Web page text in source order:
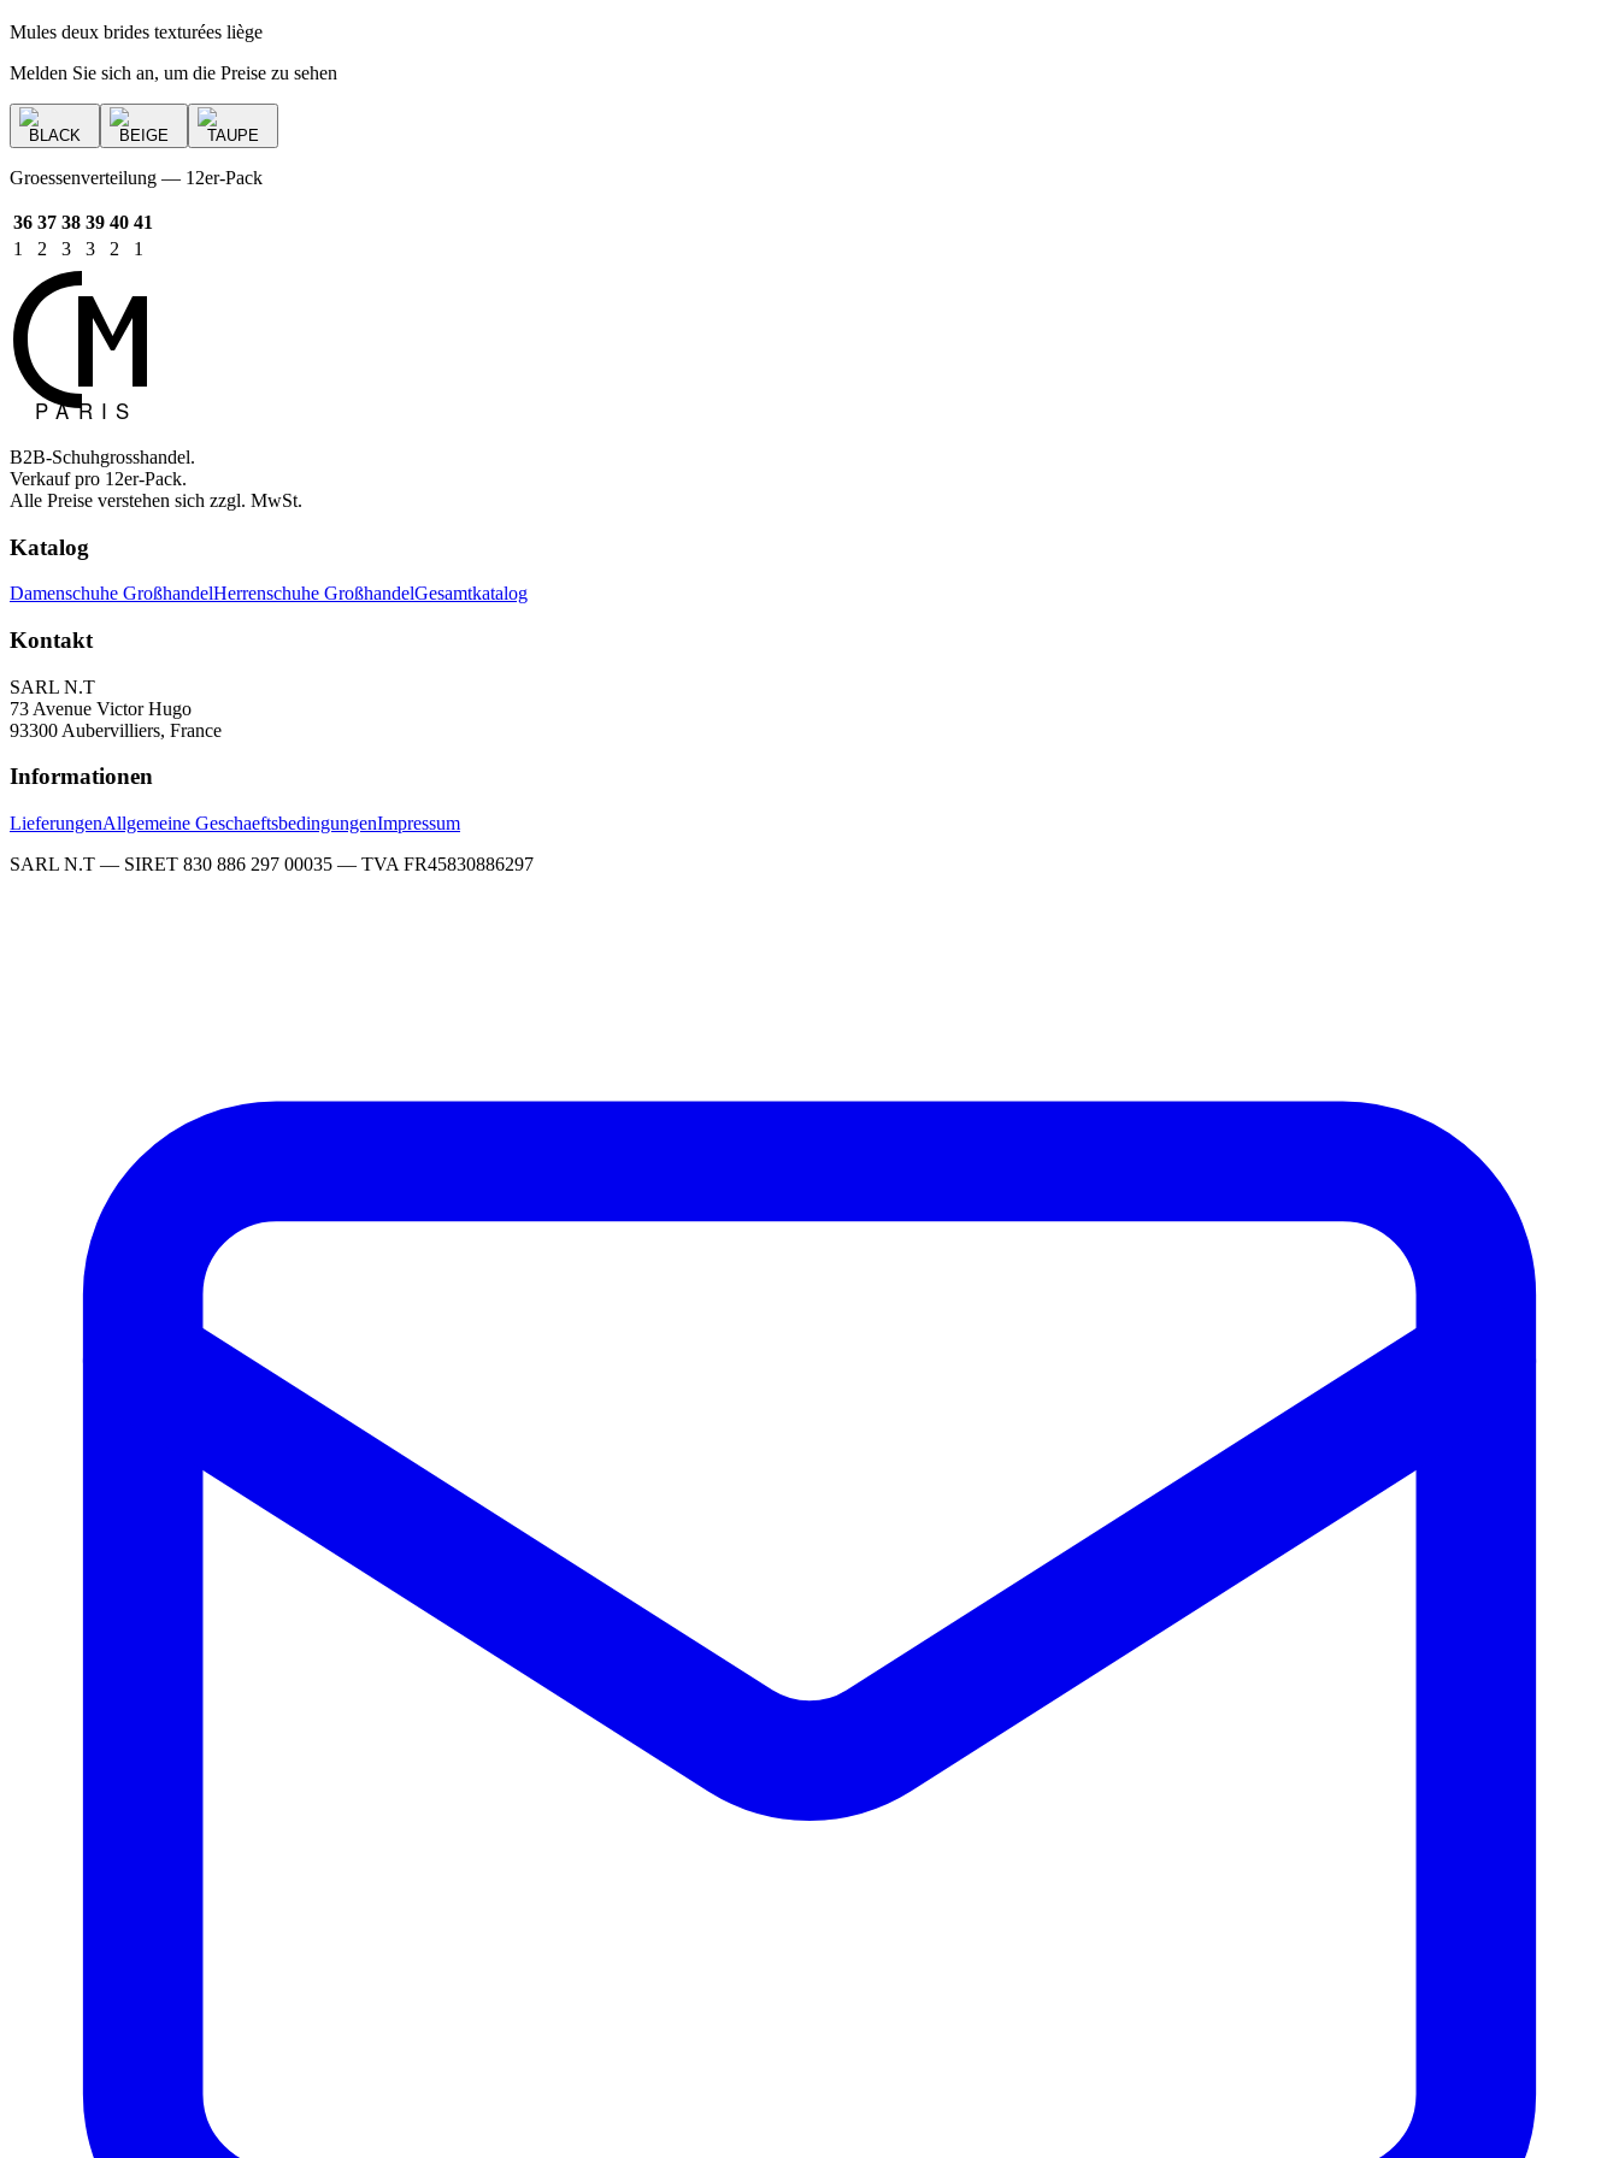
Mules deux brides texturées liège
Melden Sie sich an, um die Preise zu sehen
BLACK BEIGE TAUPE
Groessenverteilung — 12er-Pack
36 37 38 39 40 41
1
2 3 3 2 1
B2B-Schuhgrosshandel.
Verkauf pro 12er-Pack.
Alle Preise verstehen sich zzgl. MwSt.
Katalog
Damenschuhe GroßhandelHerrenschuhe GroßhandelGesamtkatalog
Kontakt
SARL N.T
73 Avenue Victor Hugo
93300 Aubervilliers, France
Informationen
LieferungenAllgemeine GeschaeftsbedingungenImpressum
SARL N.T — SIRET 830 886 297 00035 — TVA FR45830886297